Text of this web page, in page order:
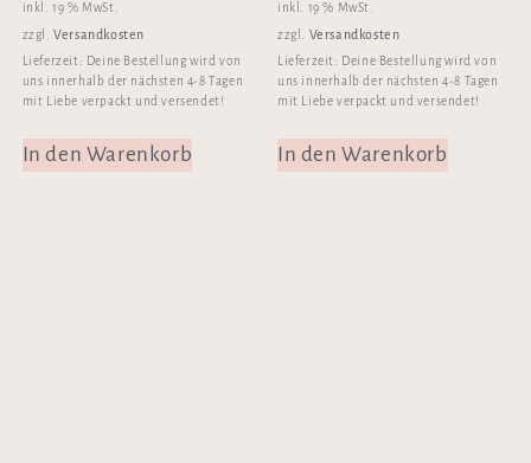
inkl. 19 % MwSt.
zzgl.Versandkosten
Lieferzeit: Deine Bestellung wird von
uns innerhalb der nächsten 4-8 Tagen
mit Liebe verpackt und versendet!
In den Warenkorb
inkl. 19 % MwSt.
zzgl. Versandkosten
Lieferzeit: Deine Bestellung wird von
uns innerhalb der nächsten 4-8 Tagen
mit Liebe verpackt und versendet!
In den Warenkorb